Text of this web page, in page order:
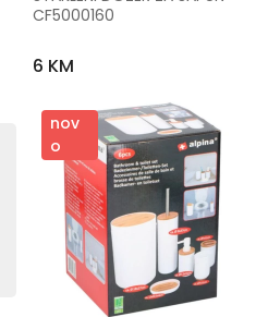
CF5000160
6 KM
nov
o